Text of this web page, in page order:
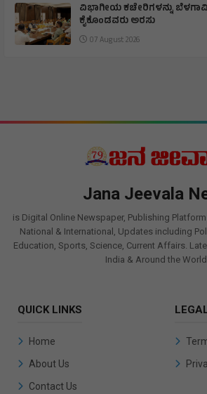
ವಿಭಾಗೀಯ ಕಚೇರಿಗಳನ್ನು
ಕೈಕೊಂಡವರು ಅರಸು
07 August 2026
Jana Jeevala
is Digital Online Newspaper, Publishing Platform
National & International, Updates including
Education, Sports, Science, Current Affairs.
India & Around the World.
QUICK LINKS
Home
About Us
Contact Us